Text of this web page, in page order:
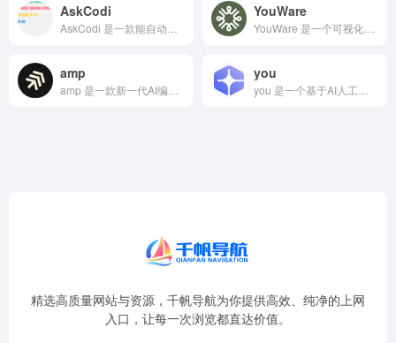
AskCodi YouWare
amp you
精选高质量网站与资源，千帆导航为你提供高效、纯净的上网
入口，让每一次浏览都直达价值。